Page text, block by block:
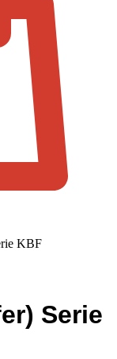
KBF
Serie